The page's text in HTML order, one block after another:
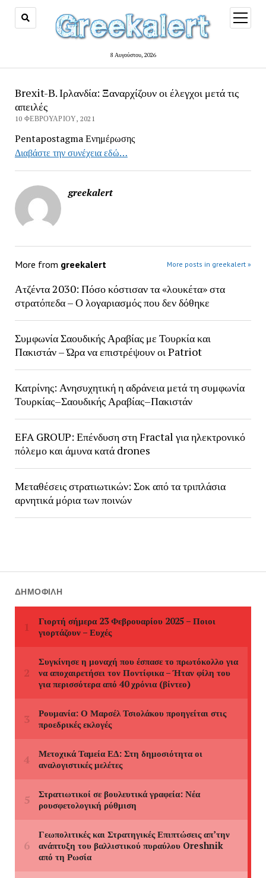
8 Αυγούστου, 2026
open
menu
Brexit-Β. Ιρλανδία: Ξαναρχίζουν οι έλεγχοι μετά τις
απειλές
10 ΦΕΒΡΟΥΑΡΊΟΥ, 2021
Pentapostagma Ενημέρωσης
Διαβάστε την συνέχεια εδώ…
greekalert
More from greekalert More posts in greekalert »
Ατζέντα 2030: Πόσο κόστισαν τα «λουκέτα» στα
στρατόπεδα – Ο λογαριασμός που δεν δόθηκε
Συμφωνία Σαουδικής Αραβίας με Τουρκία και
Πακιστάν – Ώρα να επιστρέψουν οι Patriot
Κατρίνης: Ανησυχητική η αδράνεια μετά τη συμφωνία
Τουρκίας–Σαουδικής Αραβίας–Πακιστάν
EFA GROUP: Επένδυση στη Fractal για ηλεκτρονικό
πόλεμο και άμυνα κατά drones
Μεταθέσεις στρατιωτικών: Σοκ από τα τριπλάσια
αρνητικά μόρια των ποινών
ΔΗΜΟΦΙΛΉ